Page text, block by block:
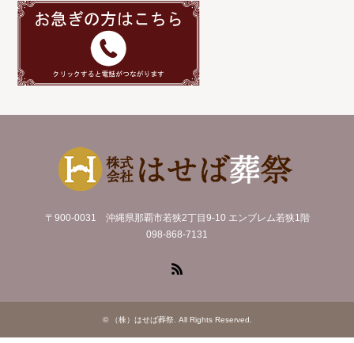
〒900-0031 沖縄県那覇市若狭2丁目9-10 エンブレム若狭1階
098-868-7131
© （株）はせば葬祭. All Rights Reserved.